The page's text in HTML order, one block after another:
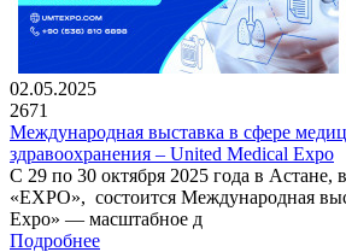
02.05.2025
2671
Международная выставка в сфере
здравоохранения – United Medical Expo
С 29 по 30 октября 2025 года в Астане,
«EXPO», состоится Международная
Expo» — масштабное д
Подробнее